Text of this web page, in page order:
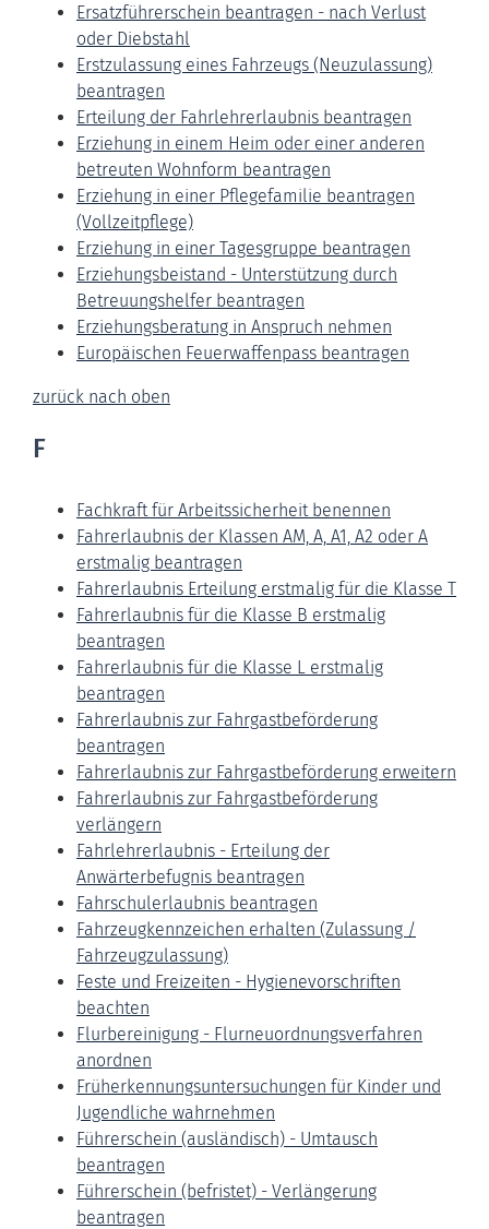
Ersatzführerschein beantragen - nach Verlust
oder Diebstahl
Erstzulassung eines Fahrzeugs (Neuzulassung)
beantragen
Erteilung der Fahrlehrerlaubnis beantragen
Erziehung in einem Heim oder einer anderen
betreuten Wohnform beantragen
Erziehung in einer Pflegefamilie beantragen
(Vollzeitpflege)
Erziehung in einer Tagesgruppe beantragen
Erziehungsbeistand - Unterstützung durch
Betreuungshelfer beantragen
Erziehungsberatung in Anspruch nehmen
Europäischen Feuerwaffenpass beantragen
zurück nach oben
F
Fachkraft für Arbeitssicherheit benennen
Fahrerlaubnis der Klassen AM, A, A1, A2 oder A
erstmalig beantragen
Fahrerlaubnis Erteilung erstmalig für die Klasse T
Fahrerlaubnis für die Klasse B erstmalig
beantragen
Fahrerlaubnis für die Klasse L erstmalig
beantragen
Fahrerlaubnis zur Fahrgastbeförderung
beantragen
Fahrerlaubnis zur Fahrgastbeförderung erweitern
Fahrerlaubnis zur Fahrgastbeförderung
verlängern
Fahrlehrerlaubnis - Erteilung der
Anwärterbefugnis beantragen
Fahrschulerlaubnis beantragen
Fahrzeugkennzeichen erhalten (Zulassung /
Fahrzeugzulassung)
Feste und Freizeiten - Hygienevorschriften
beachten
Flurbereinigung - Flurneuordnungsverfahren
anordnen
Früherkennungsuntersuchungen für Kinder und
Jugendliche wahrnehmen
Führerschein (ausländisch) - Umtausch
beantragen
Führerschein (befristet) - Verlängerung
beantragen